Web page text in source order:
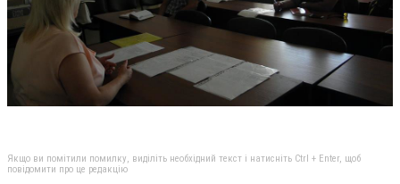
Якщо ви помітили помилку, виділіть необхідний текст і натисніть Ctrl + Enter, щоб
повідомити про це редакцію